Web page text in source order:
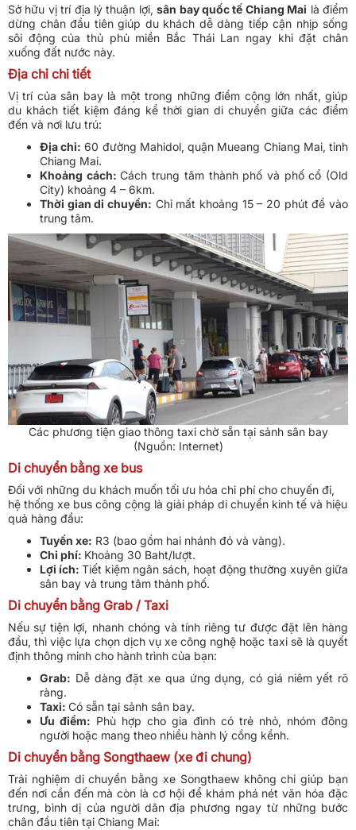
Sở hữu vị trí địa lý thuận lợi,sân bay quốc tế Chiang Mai là điểm
dừng chân đầu tiên giúp du khách dễ dàng tiếp cận nhịp sống
sôi động của thủ phủ miền Bắc Thái Lan ngay khi đặt chân
xuống đất nước này.
Địa chỉ chi tiết
Vị trí của sân bay là một trong những điểm cộng lớn nhất, giúp
du khách tiết kiệm đáng kể thời gian di chuyển giữa các điểm
đến và nơi lưu trú:
Địa chỉ: 60 đường Mahidol, quận Mueang Chiang Mai, tỉnh
Chiang Mai.
Khoảng cách:Cách trung tâm thành phố và phố cổ (Old
City) khoảng 4 – 6km.
Thời gian di chuyển: Chỉ mất khoảng 15 – 20 phút để vào
trung tâm.
Các phương tiện giao thông taxi chờ sẵn tại sảnh sân bay
(Nguồn: Internet)
Di chuyển bằng xe bus
Đối với những du khách muốn tối ưu hóa chi phí cho chuyến đi,
hệ thống xe bus công cộng là giải pháp di chuyển kinh tế và hiệu
quả hàng đầu:
Tuyến xe: R3 (bao gồm hai nhánh đỏ và vàng).
Chi phí: Khoảng 30 Baht/lượt.
Lợi ích: Tiết kiệm ngân sách, hoạt động thường xuyên giữa
sân bay và trung tâm thành phố.
Di chuyển bằng Grab / Taxi
Nếu sự tiện lợi, nhanh chóng và tính riêng tư được đặt lên hàng
đầu, thì việc lựa chọn dịch vụ xe công nghệ hoặc taxi sẽ là quyết
định thông minh cho hành trình của bạn:
Grab: Dễ dàng đặt xe qua ứng dụng, có giá niêm yết rõ
ràng.
Taxi: Có sẵn tại sảnh sân bay.
Ưu điểm: Phù hợp cho gia đình có trẻ nhỏ, nhóm đông
người hoặc mang theo nhiều hành lý cồng kềnh.
Di chuyển bằng Songthaew (xe đi chung)
Trải nghiệm di chuyển bằng xe Songthaew không chỉ giúp bạn
đến nơi cần đến mà còn là cơ hội để khám phá nét văn hóa đặc
trưng, bình dị của người dân địa phương ngay từ những bước
chân đầu tiên tại Chiang Mai: